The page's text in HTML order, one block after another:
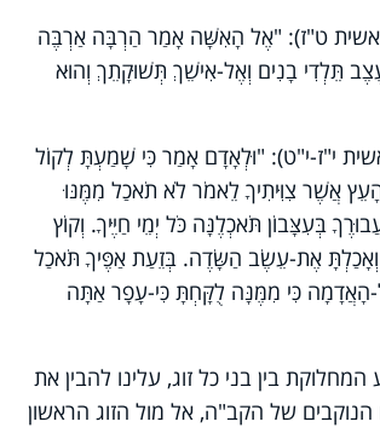
ט"ז): "אֶל הָאִשָּׁה אָמַר הַרְבָּה אַרְבֶּה
תֵּלְדִי בָנִים וְאֶל-אִישֵׁךְ תְּשׁוּקָתֵךְ וְהוּא
י"ז-י"ט): "וּלְאָדָם אָמַר כִּי שָׁמַעְתָּ לְקוֹל
אֲשֶׁר צִוִּיתִיךָ לֵאמֹר לֹא תֹאכַל מִמֶּנּוּ
בְּעִצָּבוֹן תֹּאכְלֶנָּה כֹּל יְמֵי חַיֶּיךָ. וְקוֹץ
וְאָכַלְתָּ אֶת-עֵשֶׂב הַשָּׂדֶה. בְּזֵעַת אַפֶּיךָ תֹּאכַל
הָאֲדָמָה כִּי מִמֶּנָּה לֻקָּחְתָּ כִּי-עָפָר אַתָּה
בין בני כל זוג, עלינו להבין את
של הקב"ה, אל מול הזוג הראשון